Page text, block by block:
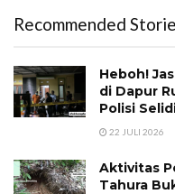
Recommended
Heboh!
di Dapur
Polisi
22 JULI 2026
Aktivitas
Tahura